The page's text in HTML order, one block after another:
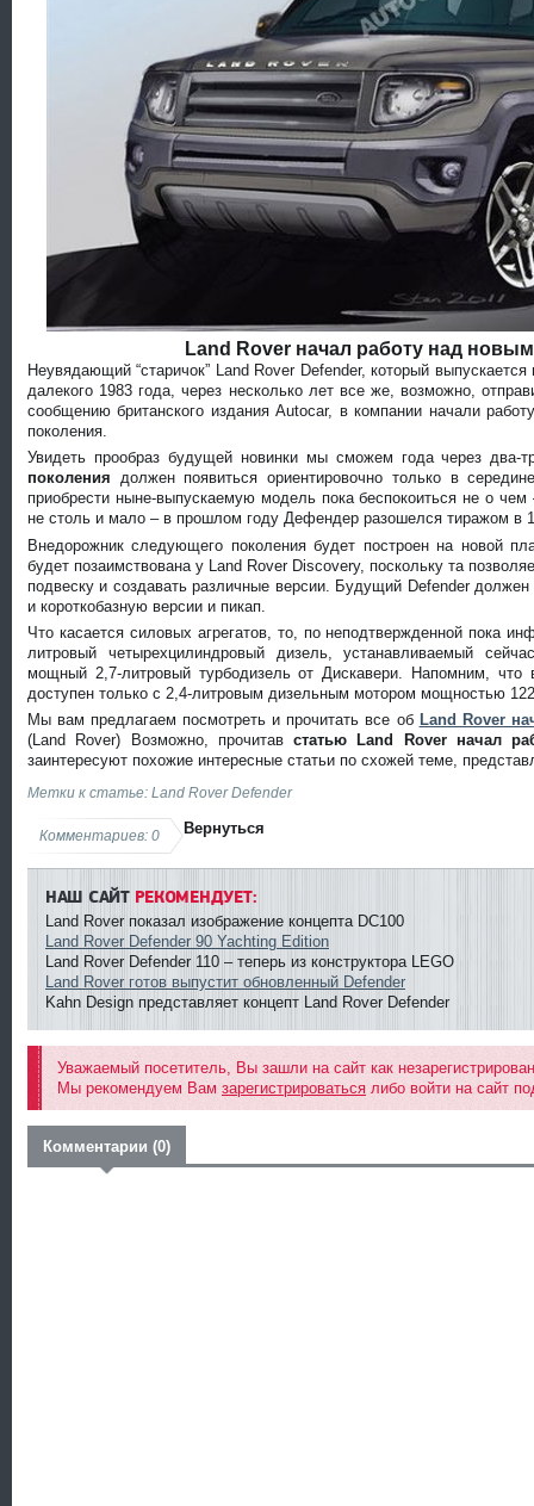
Land Rover начал работу над
Неувядающий “старичок” Land Rover Defender, который
далекого 1983 года, через несколько лет все же, возможно,
сообщению британского издания Autocar, в компании начали
поколения.
Увидеть прообраз будущей новинки мы сможем года через два-
поколения должен появиться ориентировочно только в
приобрести ныне-выпускаемую модель пока беспокоиться не о
не столь и мало – в прошлом году Дефендер разошелся тиражом в
Внедорожник следующего поколения будет построен на новой
будет позаимствована у Land Rover Discovery, поскольку та
подвеску и создавать различные версии. Будущий Defender должен
и короткобазную версии и пикап.
Что касается силовых агрегатов, то, по неподтвержденной пока
литровый четырехцилиндровый дизель, устанавливаемый
мощный 2,7-литровый турбодизель от Дискавери. Напомним, что
доступен только с 2,4-литровым дизельным мотором мощностью
Мы вам предлагаем посмотреть и прочитать все об Land Rover
(Land Rover) Возможно, прочитав статью Land Rover начал
заинтересуют похожие интересные статьи по схожей теме,
Метки к статье: Land Rover Defender
Вернуться
Комментариев: 0
НАШ САЙТРЕКОМЕНДУЕТ:
Land Rover показал изображение концепта DC100
Land Rover Defender 90 Yachting Edition
Land Rover Defender 110 – теперь из конструктора LEGO
Land Rover готов выпустит обновленный Defender
Kahn Design представляет концепт Land Rover Defender
Уважаемый посетитель, Вы зашли на сайт как
Мы рекомендуем Вам зарегистрироваться либо войти на сайт
Комментарии (0)